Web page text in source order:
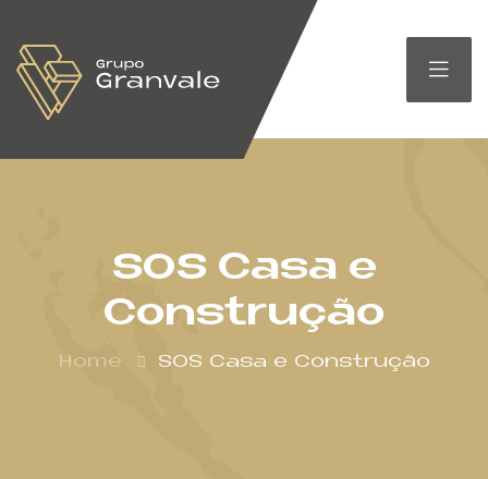
SOS Casa e
Construção
Home SOS Casa e Construção